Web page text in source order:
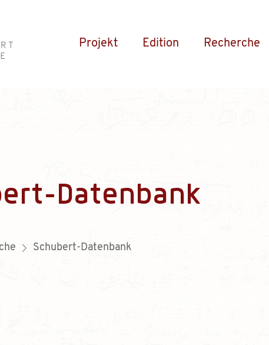
Projekt Edition Recherche
Datenbank
Schubert-Datenbank